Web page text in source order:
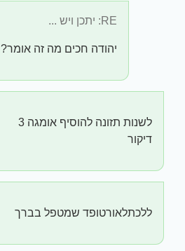
RE: יתכן ויש ...
יהודה חכים מה זה אומר?
לשנות תזונה להוסיף אומגה 3
דיקור
ללכתלאורטופד שמטפל בברך